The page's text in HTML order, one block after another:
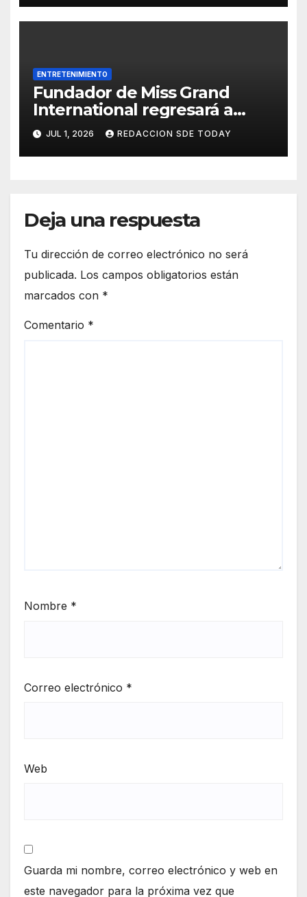
su movilidad
ENTRETENIMIENTO
Fundador de Miss Grand
International regresará a
República Dominicana junto a
la primera reina de MGI All
Stars
JUL 1, 2026 REDACCION SDE TODAY
Deja una respuesta
Tu dirección de correo electrónico no será
publicada. Los campos obligatorios están
marcados con *
Comentario *
Nombre *
Correo electrónico *
Web
Guarda mi nombre, correo electrónico y web en
este navegador para la próxima vez que